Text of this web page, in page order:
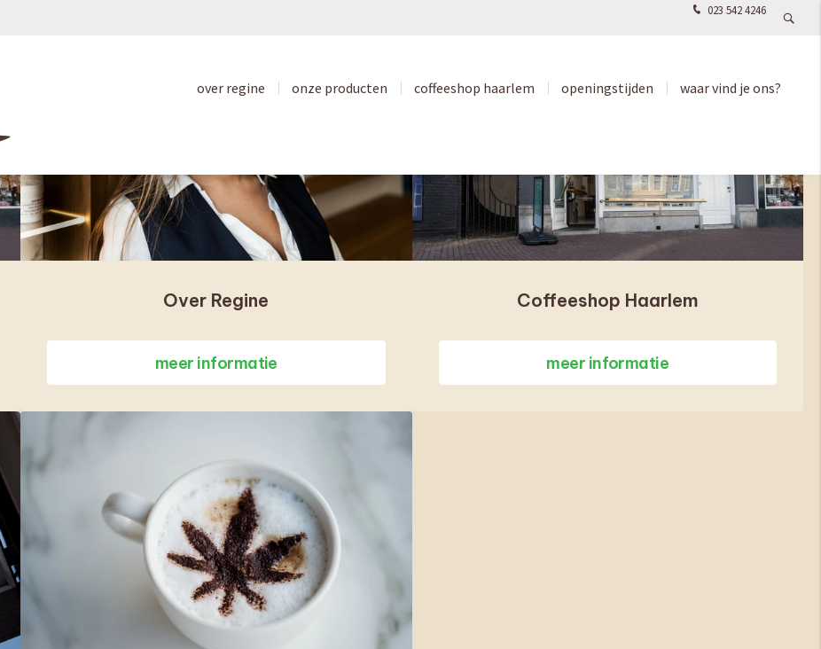
023 542 4246
over regine onze producten coffeeshop haarlem openingstijden waar vind je ons?
Over Regine
meer informatie
Coffeeshop Haarlem
meer informatie